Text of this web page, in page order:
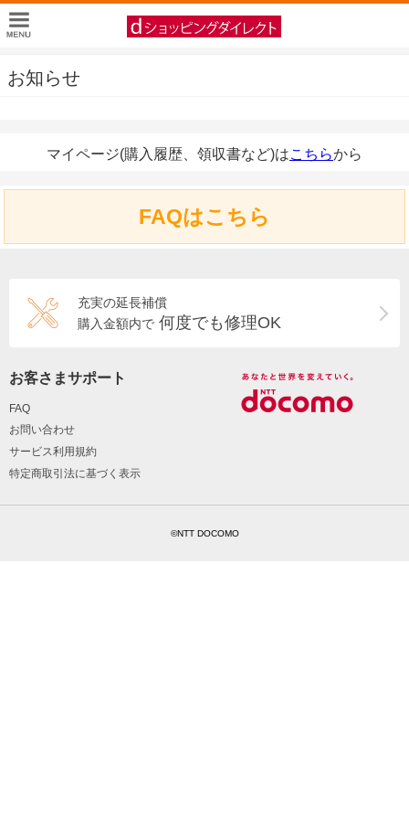
お知らせ
マイページ(購入履歴、領収書など)はこちらから
FAQはこちら
充実の延長補償
購入金額内で 何度でも修理OK
お客さまサポート
FAQ
お問い合わせ
サービス利用規約
特定商取引法に基づく表示
©NTT DOCOMO